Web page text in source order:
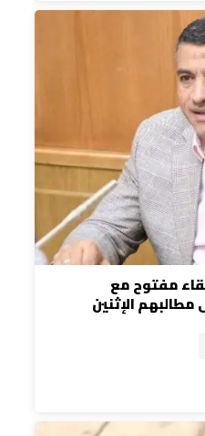
مفتوح مع
مطالبهم الإثنين